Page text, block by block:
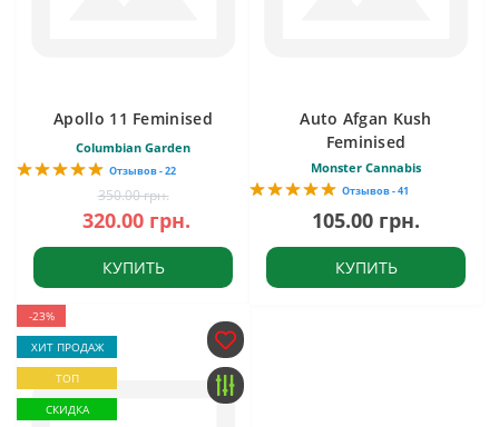
Apollo 11 Feminised
Columbian Garden
Отзывов - 22
350.00 грн.
320.00 грн.
КУПИТЬ
Auto Afgan Kush
Feminised
Monster Cannabis
Отзывов - 41
105.00 грн.
КУПИТЬ
-23%
ХИТ ПРОДАЖ
ТОП
СКИДКА